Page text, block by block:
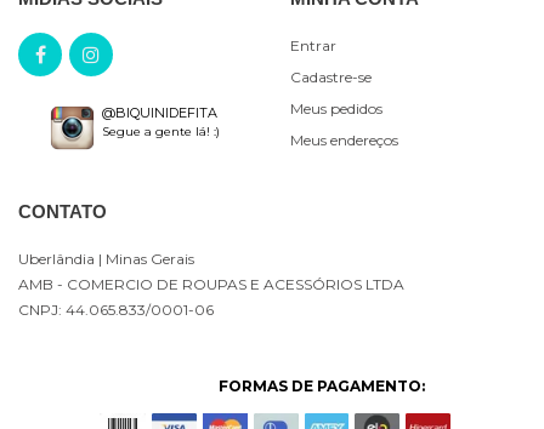
@BIQUINIDEFITA
Segue a gente lá! :)
Entrar
Cadastre-se
Meus pedidos
Meus endereços
CONTATO
Uberlândia | Minas Gerais
AMB - COMERCIO DE ROUPAS E ACESSÓRIOS LTDA
CNPJ: 44.065.833/0001-06
FORMAS DE PAGAMENTO: